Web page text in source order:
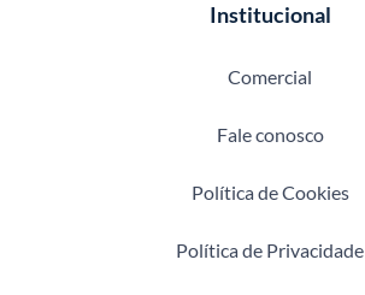
Institucional
Comercial
Fale conosco
Política de Cookies
Política de Privacidade